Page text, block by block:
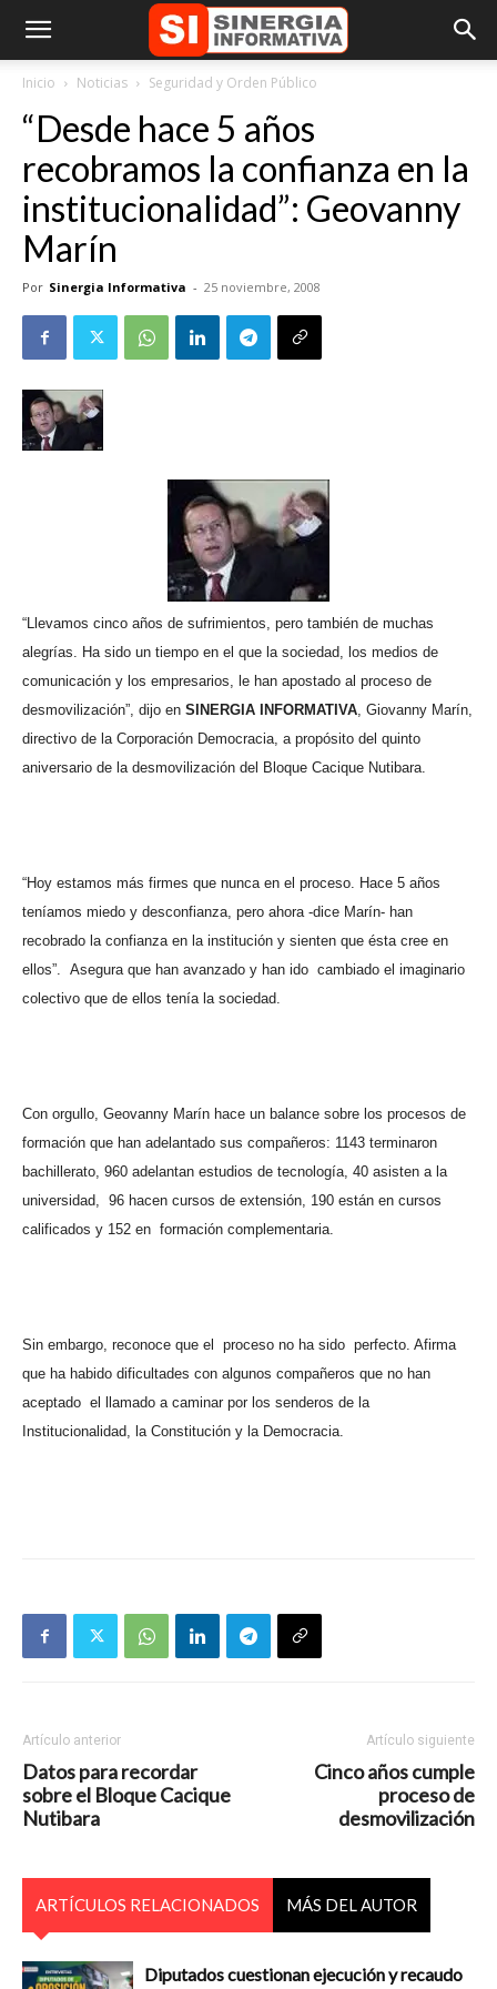
Inicio Noticias Seguridad y Orden Público
“Desde hace 5 años
recobramos la confianza en la
institucionalidad”: Geovanny
Marín
Por Sinergia Informativa - 25 noviembre, 2008
“Llevamos cinco años de sufrimientos, pero también de muchas
alegrías. Ha sido un tiempo en el que la sociedad, los medios de
comunicación y los empresarios, le han apostado al proceso de
desmovilización”, dijo en SINERGIA INFORMATIVA, Giovanny Marín,
directivo de la Corporación Democracia, a propósito del quinto
aniversario de la desmovilización del Bloque Cacique Nutibara.
“Hoy estamos más firmes que nunca en el proceso. Hace 5 años
teníamos miedo y desconfianza, pero ahora -dice Marín- han
recobrado la confianza en la institución y sienten que ésta cree en
ellos”. Asegura que han avanzado y han ido cambiado el imaginario
colectivo que de ellos tenía la sociedad.
Con orgullo, Geovanny Marín hace un balance sobre los procesos de
formación que han adelantado sus compañeros: 1143 terminaron
bachillerato, 960 adelantan estudios de tecnología, 40 asisten a la
universidad, 96 hacen cursos de extensión, 190 están en cursos
calificados y 152 en formación complementaria.
Sin embargo, reconoce que el proceso no ha sido perfecto. Afirma
que ha habido dificultades con algunos compañeros que no han
aceptado el llamado a caminar por los senderos de la
Institucionalidad, la Constitución y la Democracia.
Artículo anterior
Datos para recordar
sobre el Bloque Cacique
Nutibara
Artículo siguiente
Cinco años cumple
proceso de
desmovilización
ARTÍCULOS RELACIONADOS MÁS DEL AUTOR
Diputados cuestionan ejecución y recaudo